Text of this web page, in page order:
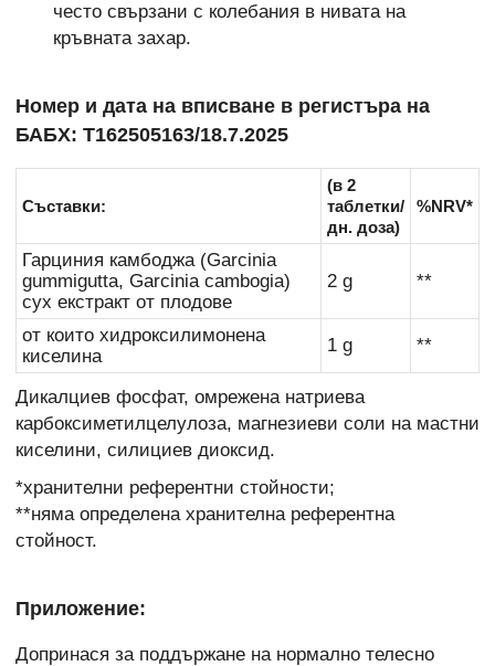
често свързани с колебания в нивата на
кръвната захар.
Номер и дата на вписване в регистъра на
БАБХ: Т162505163/18.7.2025
Съставки:
(в 2
таблетки/
дн. доза)
%NRV*
Гарциния камбоджа (Garcinia
gummigutta, Garcinia cambogia)
сух екстракт от плодове
2 g **
от които хидроксилимонена
киселина
1 g **
Дикалциев фосфат, омрежена натриева
карбоксиметилцелулоза, магнезиеви соли на мастни
киселини, силициев диоксид.
*хранителни референтни стойности;
**няма определена хранителна референтна
стойност.
Приложение:
Допринася за поддържане на нормално телесно